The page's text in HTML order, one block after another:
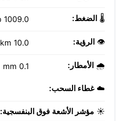
🌡️ الضغط: 1009.0 mb
👁️ الرؤية: 10.0 km
🌧️ الأمطار: 0.1 mm
☁️غطاء السحب:
☀️ مؤشر الأشعة فوق البنفسجية: